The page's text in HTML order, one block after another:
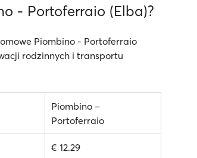
- Portoferraio (Elba)?
Piombino - Portoferraio
rodzinnych i transportu
Piombino –
Portoferraio
€ 12.29